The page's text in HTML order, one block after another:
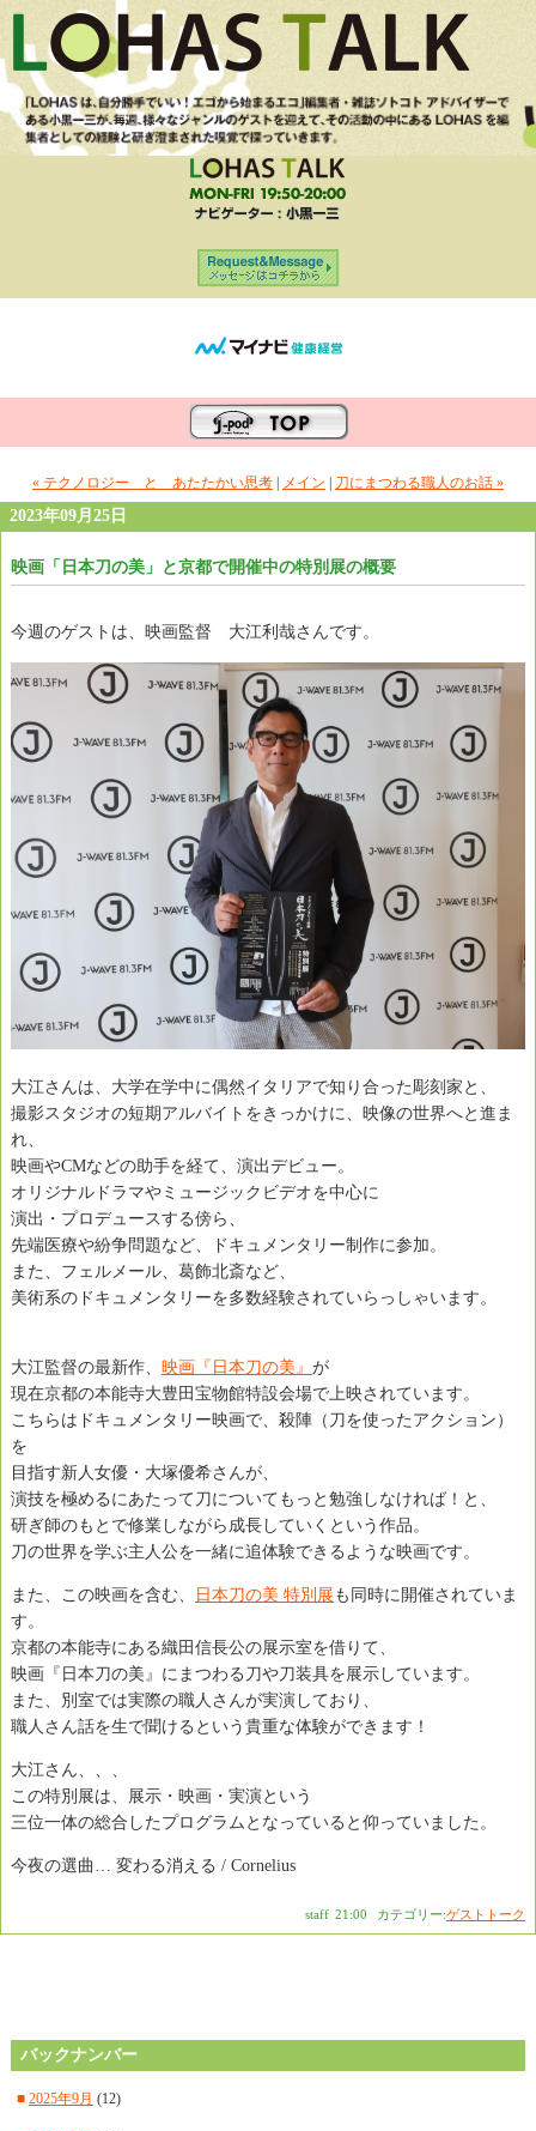
« テクノロジー と あたたかい思考 メイン 刀にまつわる職人のお話 »
2023年09月25日
映画「日本刀の美」と京都で開催中の特別展の概要
今週のゲストは、映画監督 大江利哉さんです。
大江さんは、大学在学中に偶然イタリアで知り合った彫刻家と、
撮影スタジオの短期アルバイトをきっかけに、映像の世界へと進ま
れ、
映画やCMなどの助手を経て、演出デビュー。
オリジナルドラマやミュージックビデオを中心に
演出・プロデュースする傍ら、
先端医療や紛争問題など、ドキュメンタリー制作に参加。
また、フェルメール、葛飾北斎など、
美術系のドキュメンタリーを多数経験されていらっしゃいます。
大江監督の最新作、 映画『日本刀の美』 が
現在京都の本能寺大豊田宝物館特設会場で上映されています。
こちらはドキュメンタリー映画で、殺陣（刀を使ったアクション）
を
目指す新人女優・大塚優希さんが、
演技を極めるにあたって刀についてもっと勉強しなければ！と、
研ぎ師のもとで修業しながら成長していくという作品。
刀の世界を学ぶ主人公を一緒に追体験できるような映画です。
また、この映画を含む、 日本刀の美 特別展 も同時に開催されていま
す。
京都の本能寺にある織田信長公の展示室を借りて、
映画『日本刀の美』にまつわる刀や刀装具を展示しています。
また、別室では実際の職人さんが実演しており、
職人さん話を生で聞けるという貴重な体験ができます！
大江さん、、、
この特別展は、展示・映画・実演という
三位一体の総合したプログラムとなっていると仰っていました。
今夜の選曲… 変わる消える / Cornelius
staff 21:00 カテゴリー:ゲストトーク
バックナンバー
■ 2025年9月 (12)